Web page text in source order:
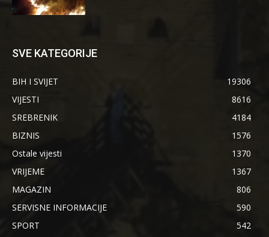
SVE KATEGORIJE
BIH I SVIJET
19306
VIJESTI
8616
SREBRENIK
4184
BIZNIS
1576
Ostale vijesti
1370
VRIJEME
1367
MAGAZIN
806
SERVISNE INFORMACIJE
590
SPORT
542